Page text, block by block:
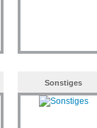
Sonstiges